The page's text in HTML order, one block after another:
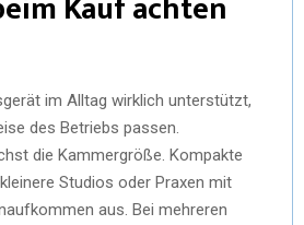
im Alltag wirklich unterstützt,
des Betriebs passen.
die Kammergröße. Kompakte
Studios oder Praxen mit
aus. Bei mehreren